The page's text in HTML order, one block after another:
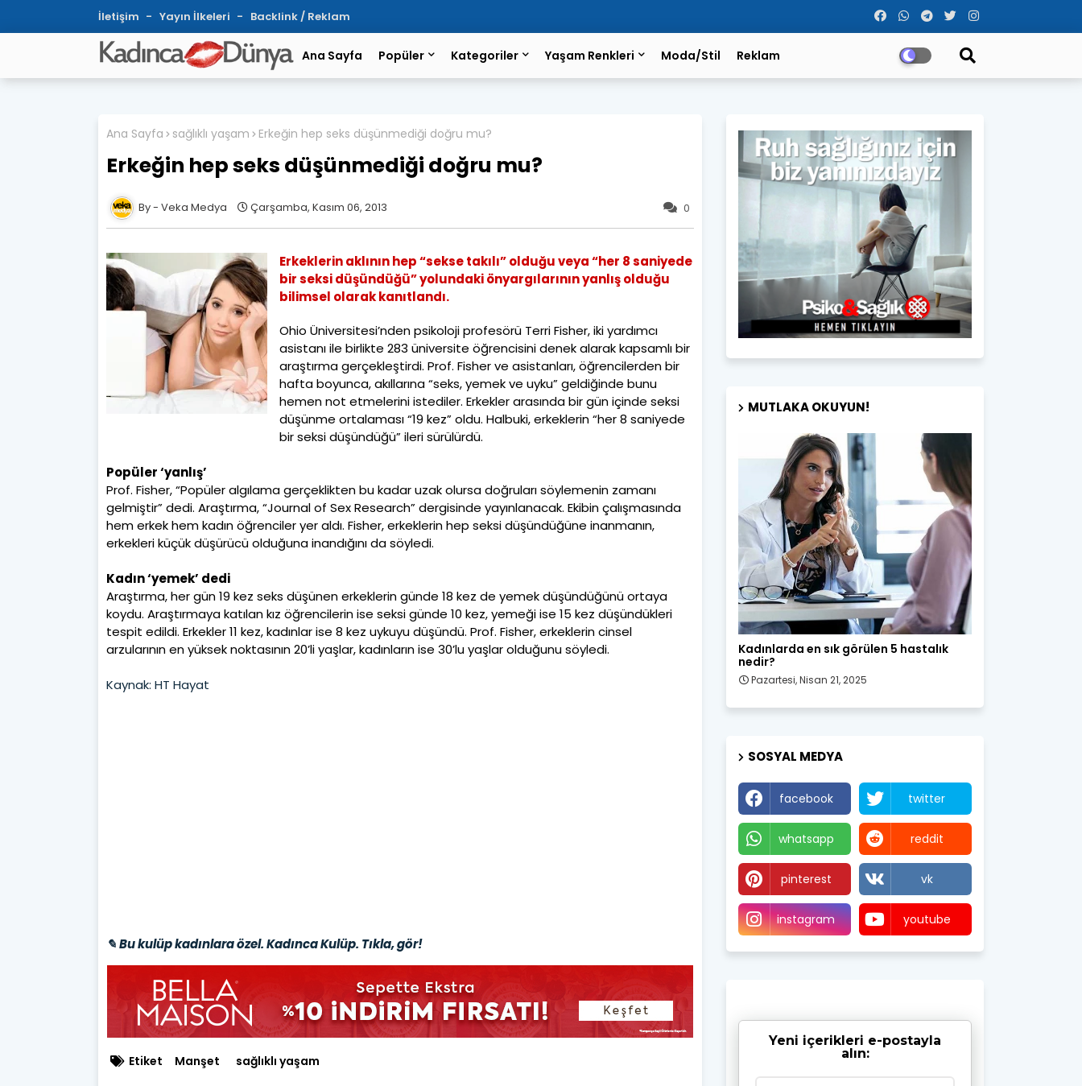
İletişim Yayın İlkeleri Backlink / Reklam
Ana Sayfa Popüler Kategoriler Yaşam Renkleri Moda/Stil Reklam
Ana Sayfa sağlıklı yaşam Erkeğin hep seks düşünmediği doğru mu?
Erkeğin hep seks düşünmediği doğru mu?
0
Veka Medya Çarşamba, Kasım 06, 2013
Erkeklerin aklının hep “sekse takılı” olduğu veya “her 8 saniyede
bir seksi düşündüğü” yolundaki önyargılarının yanlış olduğu
bilimsel olarak kanıtlandı.
Ohio Üniversitesi’nden psikoloji profesörü Terri Fisher, iki yardımcı
asistanı ile birlikte 283 üniversite öğrencisini denek alarak kapsamlı bir
araştırma gerçekleştirdi. Prof. Fisher ve asistanları, öğrencilerden bir
hafta boyunca, akıllarına “seks, yemek ve uyku” geldiğinde bunu
hemen not etmelerini istediler. Erkekler arasında bir gün içinde seksi
düşünme ortalaması “19 kez” oldu. Halbuki, erkeklerin “her 8 saniyede
bir seksi düşündüğü” ileri sürülürdü.
Popüler ‘yanlış’
Prof. Fisher, “Popüler algılama gerçeklikten bu kadar uzak olursa doğruları söylemenin zamanı
gelmiştir” dedi. Araştırma, “Journal of Sex Research” dergisinde yayınlanacak. Ekibin çalışmasında
hem erkek hem kadın öğrenciler yer aldı. Fisher, erkeklerin hep seksi düşündüğüne inanmanın,
erkekleri küçük düşürücü olduğuna inandığını da söyledi.
Kadın ‘yemek’ dedi
Araştırma, her gün 19 kez seks düşünen erkeklerin günde 18 kez de yemek düşündüğünü ortaya
koydu. Araştırmaya katılan kız öğrencilerin ise seksi günde 10 kez, yemeği ise 15 kez düşündükleri
tespit edildi. Erkekler 11 kez, kadınlar ise 8 kez uykuyu düşündü. Prof. Fisher, erkeklerin cinsel
arzularının en yüksek noktasının 20’li yaşlar, kadınların ise 30’lu yaşlar olduğunu söyledi.
Kaynak: HT Hayat
✎ Bu kulüp kadınlara özel. Kadınca Kulüp. Tıkla, gör!
Etiket Manşet sağlıklı yaşam
MUTLAKA OKUYUN!
Kadın Sağlığı
Kadınlarda en sık görülen 5 hastalık
nedir?
Pazartesi, Nisan 21, 2025
SOSYAL MEDYA
facebook twitter
whatsapp reddit
pinterest vk
instagram youtube
Yeni içerikleri e-postayla
alın: